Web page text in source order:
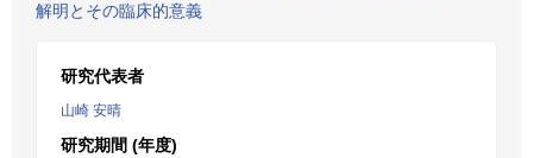
解明とその臨床的意義
研究代表者
山崎 安晴
研究期間 (年度)